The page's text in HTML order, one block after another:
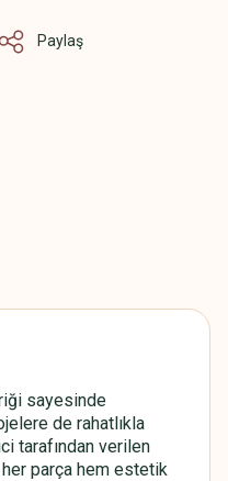
Paylaş
sayesinde
de rahatlıkla
tarafından verilen
parça hem estetik